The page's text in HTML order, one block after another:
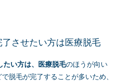
させたい方は医療脱毛
たい方は、医療脱毛のほうが向い
脱毛が完了することが多いため、